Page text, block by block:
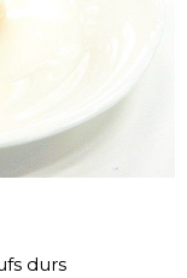
durs